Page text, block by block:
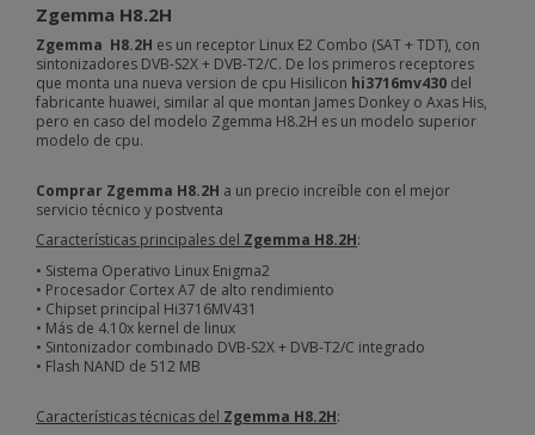
Zgemma H8.2H
Zgemma H8.2H es un receptor Linux E2 Combo (SAT + TDT), con
sintonizadores DVB-S2X + DVB-T2/C. De los primeros receptores
que monta una nueva version de cpu Hisilicon hi3716mv430 del
fabricante huawei, similar al que montan James Donkey o Axas His,
pero en caso del modelo Zgemma H8.2H es un modelo superior
modelo de cpu.
Comprar Zgemma H8.2H a un precio increíble con el mejor
servicio técnico y postventa
Características principales del Zgemma H8.2H:
• Sistema Operativo Linux Enigma2
• Procesador Cortex A7 de alto rendimiento
• Chipset principal Hi3716MV431
• Más de 4.10x kernel de linux
• Sintonizador combinado DVB-S2X + DVB-T2/C integrado
• Flash NAND de 512 MB
Características técnicas del Zgemma H8.2H: